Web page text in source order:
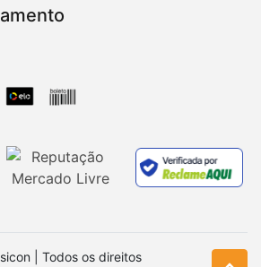
| Todos os direitos